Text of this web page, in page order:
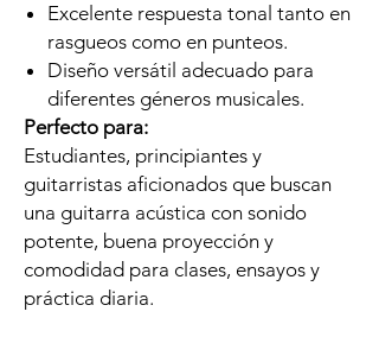
Excelente respuesta tonal tanto en
rasgueos como en punteos.
Diseño versátil adecuado para
diferentes géneros musicales.
Perfecto para:
Estudiantes, principiantes y
guitarristas aficionados que buscan
una guitarra acústica con sonido
potente, buena proyección y
comodidad para clases, ensayos y
práctica diaria.